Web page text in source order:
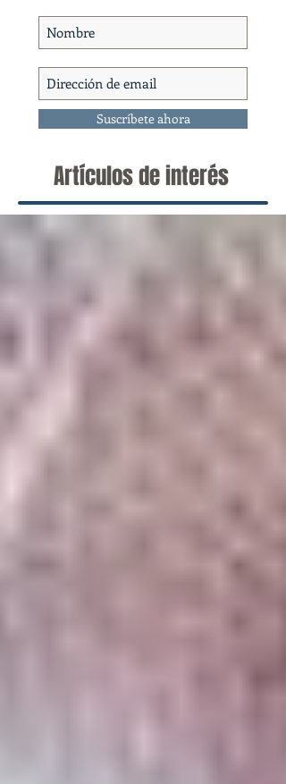
Suscríbete ahora
Artículos de interés